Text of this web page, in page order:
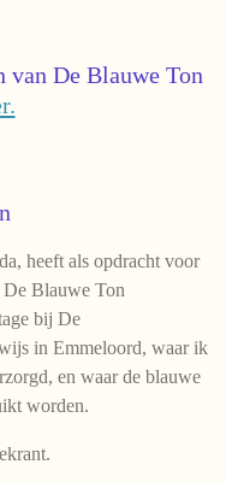
van De Blauwe Ton
heeft als opdracht voor
Blauwe Ton
bij De
in Emmeloord, waar ik
en waar de blauwe
worden.